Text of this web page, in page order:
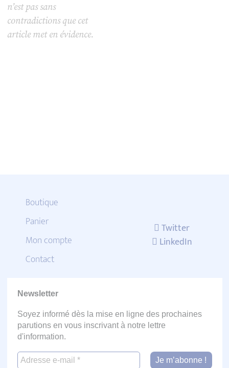
n’est pas sans
contradictions que cet
article met en évidence.
Boutique
Panier
Mon compte
Contact
Twitter
LinkedIn
Newsletter
Soyez informé dès la mise en ligne des prochaines
parutions en vous inscrivant à notre lettre
d'information.